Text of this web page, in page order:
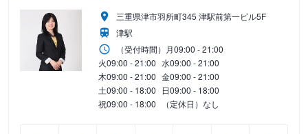
三重県津市羽所町345 津駅前第一ビル5F
津駅
（受付時間） 月09:00 - 21:00
火09:00 - 21:00 水09:00 - 21:00
木09:00 - 21:00 金09:00 - 21:00
土09:00 - 18:00 日09:00 - 18:00
祝09:00 - 18:00 （定休日）なし